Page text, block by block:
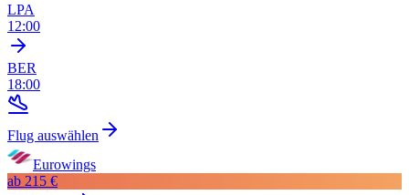
LPA
12:00
BER
18:00
Flug auswählen
Eurowings
ab 215 €